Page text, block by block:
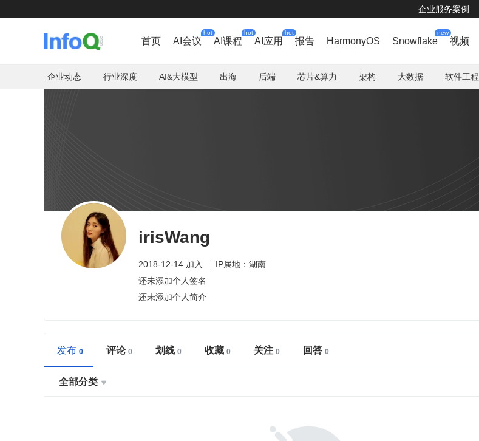
企业服务案例
首页 AI会议
hot
AI课程
hot
AI应用
hot
报告 HarmonyOS Snowflake
new
视频
企业动态 行业深度 AI&大模型 出海 后端 芯片&算力 架构 大数据 软件工程
irisWang
2018-12-14 加入
IP属地：湖南
还未添加个人签名
还未添加个人简介
发布 评论 划线 收藏 关注 回答
全部分类 